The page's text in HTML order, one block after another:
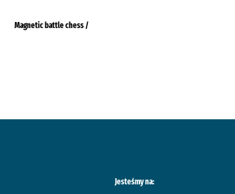
Magnetic battle chess /
Jesteśmy na: